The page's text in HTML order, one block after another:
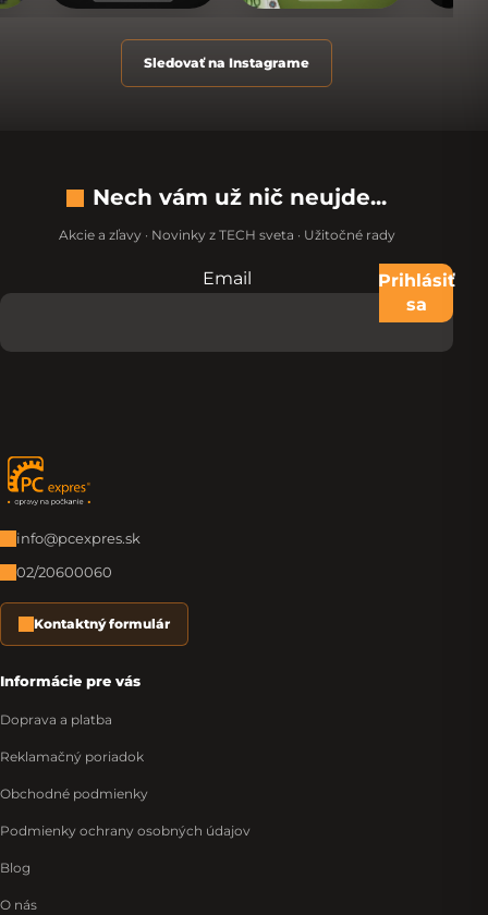
Sledovať na Instagrame
Nech vám už nič neujde...
Akcie a zľavy · Novinky z TECH sveta · Užitočné rady
Nevypĺňajte toto pole:
Email
Prihlásiť
sa
Zápätie
info@pcexpres.sk
02/20600060
Kontaktný formulár
Informácie pre vás
Doprava a platba
Reklamačný poriadok
Obchodné podmienky
Podmienky ochrany osobných údajov
Blog
O nás